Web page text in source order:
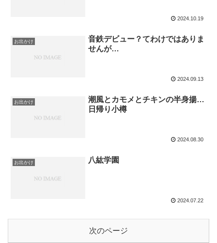
2024.10.19
お出かけ
音鉄デビュー？てわけではありま
せんが…
2024.09.13
お出かけ
潮風とカモメとチキンの半身揚…
日帰り小樽
2024.08.30
お出かけ 八紘学園
2024.07.22
次のページ